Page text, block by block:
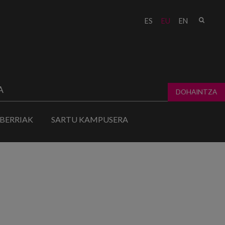
ES EU EN
DOHAINTZA
BERRIAK SARTU KAMPUSERA